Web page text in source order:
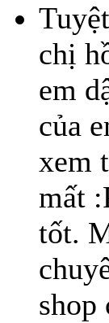
chị
em
của
xem
mất
tốt.